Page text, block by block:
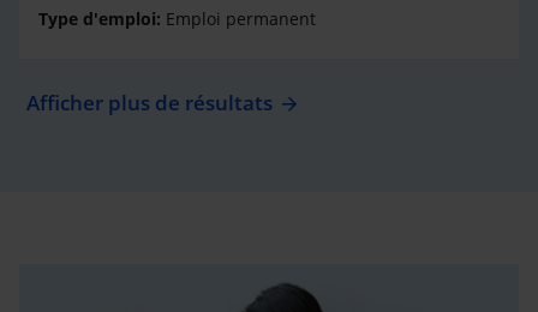
Emploi permanent
Afficher plus de résultats